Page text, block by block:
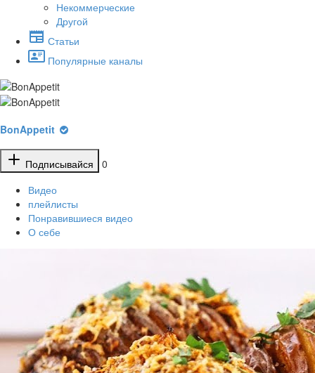
Некоммерческие
Другой
Статьи
Популярные каналы
BonAppetit
Подписывайся
0
Видео
плейлисты
Понравившиеся видео
О себе